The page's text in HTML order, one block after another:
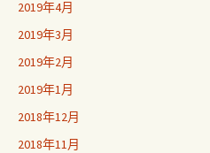
2019年4月
2019年3月
2019年2月
2019年1月
2018年12月
2018年11月